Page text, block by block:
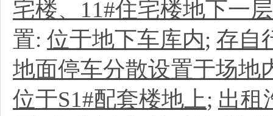
宅楼、11#住宅楼地下一
置: 位于地下车库内; 存自
地面停车分散设置于场地
位于S1#配套楼地上; 出租